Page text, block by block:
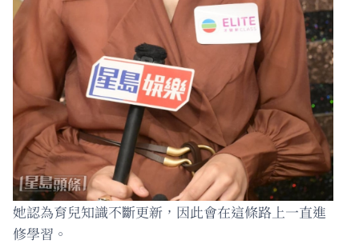
她認為育兒知識不斷更新，因此會在這條路上一直進
修學習。